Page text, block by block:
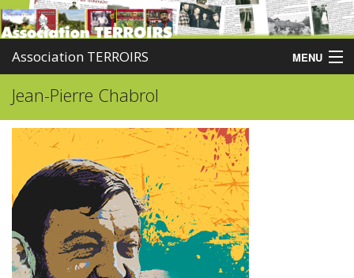
Association TERROIRS MENU
Accueil
Activités
Publications
Administration
Partenaires
Enquêtes
Jean-Pierre Chabrol